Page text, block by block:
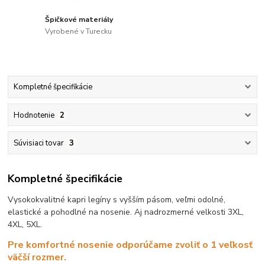
Špičkové materiály
Vyrobené v Turecku
Kompletné špecifikácie
Hodnotenie 2
Súvisiaci tovar 3
Kompletné špecifikácie
Vysokokvalitné kapri legíny s vyšším pásom, veľmi odolné,
elastické a pohodlné na nosenie. Aj nadrozmerné velkosti 3XL,
4XL, 5XL.
Pre komfortné nosenie odporúčame zvoliť o 1 veľkosť
väčší rozmer.